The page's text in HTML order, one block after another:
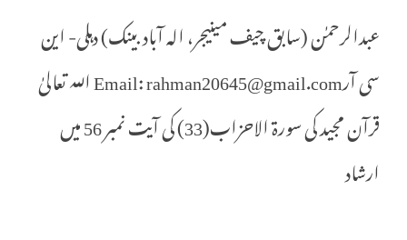
عبدالرحمٰن (سابق چیف مینیجر، الہ آباد بینک) دہلی- این
سی آرEmail: rahman20645@gmail.com اللہ تعالیٰ
قرآن مجید کی سورۃ الاحزاب(33) کی آیت نمبر 56 میں
ارشاد